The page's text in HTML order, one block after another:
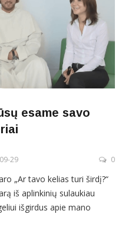
esame savo
29 0
„Ar tavo kelias turi širdį?“
iš aplinkinių sulaukiau
išgirdus apie mano